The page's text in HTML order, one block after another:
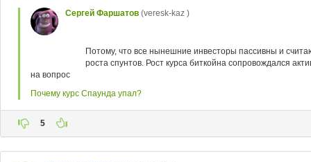
Сергей Фаршатов (veresk-kaz )
Потому, что все нынешние инвесторы пассивны и
роста спунтов. Рост курса биткойна сопровождался
на вопрос
Почему курс Спаунда упал?
5